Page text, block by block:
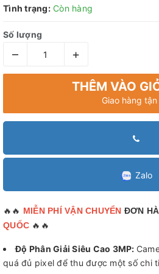
Tình trạng: Còn hàng
Số lượng
– +
THÊM VÀO
Giao hàng tận
Zalo
🔥🔥 MIỄN PHÍ VẬN CHUYỂN ĐƠN
QUỐC 🔥🔥
Độ Phân Giải Siêu Cao 3MP:
quá đủ pixel để thu được một số chi